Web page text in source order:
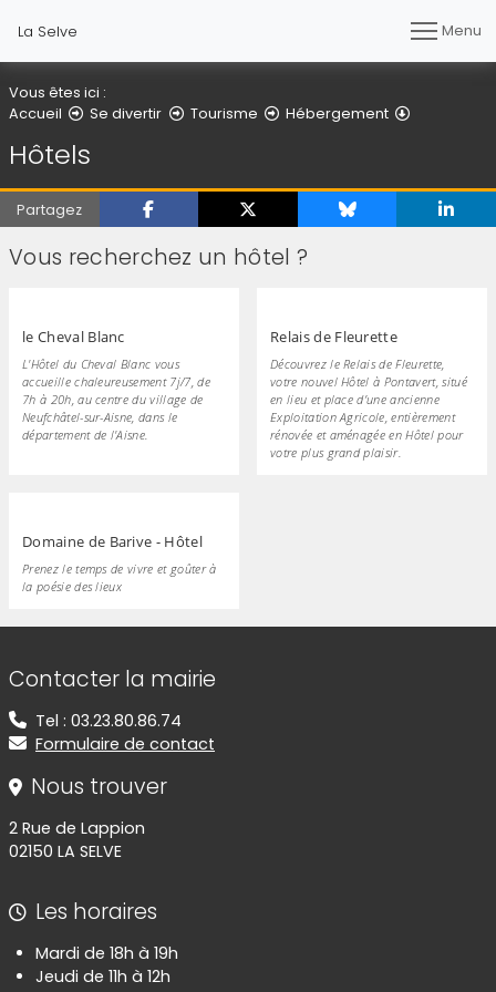
La Selve Menu
Vous êtes ici :
Accueil
Se divertir Tourisme Hébergement
Hôtels
Partagez
Vous recherchez un hôtel ?
le Cheval Blanc
L'Hôtel du Cheval Blanc vous
accueille chaleureusement 7j/7, de
7h à 20h, au centre du village de
Neufchâtel-sur-Aisne, dans le
département de l'Aisne.
Relais de Fleurette
Découvrez le Relais de Fleurette,
votre nouvel Hôtel à Pontavert, situé
en lieu et place d’une ancienne
Exploitation Agricole, entièrement
rénovée et aménagée en Hôtel pour
votre plus grand plaisir.
Domaine de Barive - Hôtel
Prenez le temps de vivre et goûter à
la poésie des lieux
Informations de contact
Contacter la mairie
Tel : 03.23.80.86.74
Formulaire de contact
Nous trouver
2 Rue de Lappion
02150 LA SELVE
Les horaires
Mardi de 18h à 19h
Jeudi de 11h à 12h